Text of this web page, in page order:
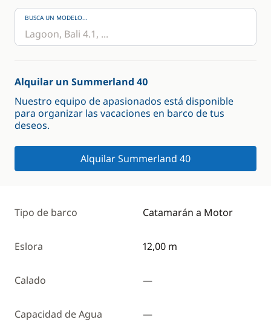
BUSCA UN MODELO...
Alquilar un Summerland 40
Nuestro equipo de apasionados está disponible
para organizar las vacaciones en barco de tus
deseos.
Alquilar Summerland 40
Tipo de barco Catamarán a Motor
Eslora 12,00 m
Calado —
Capacidad de Agua —